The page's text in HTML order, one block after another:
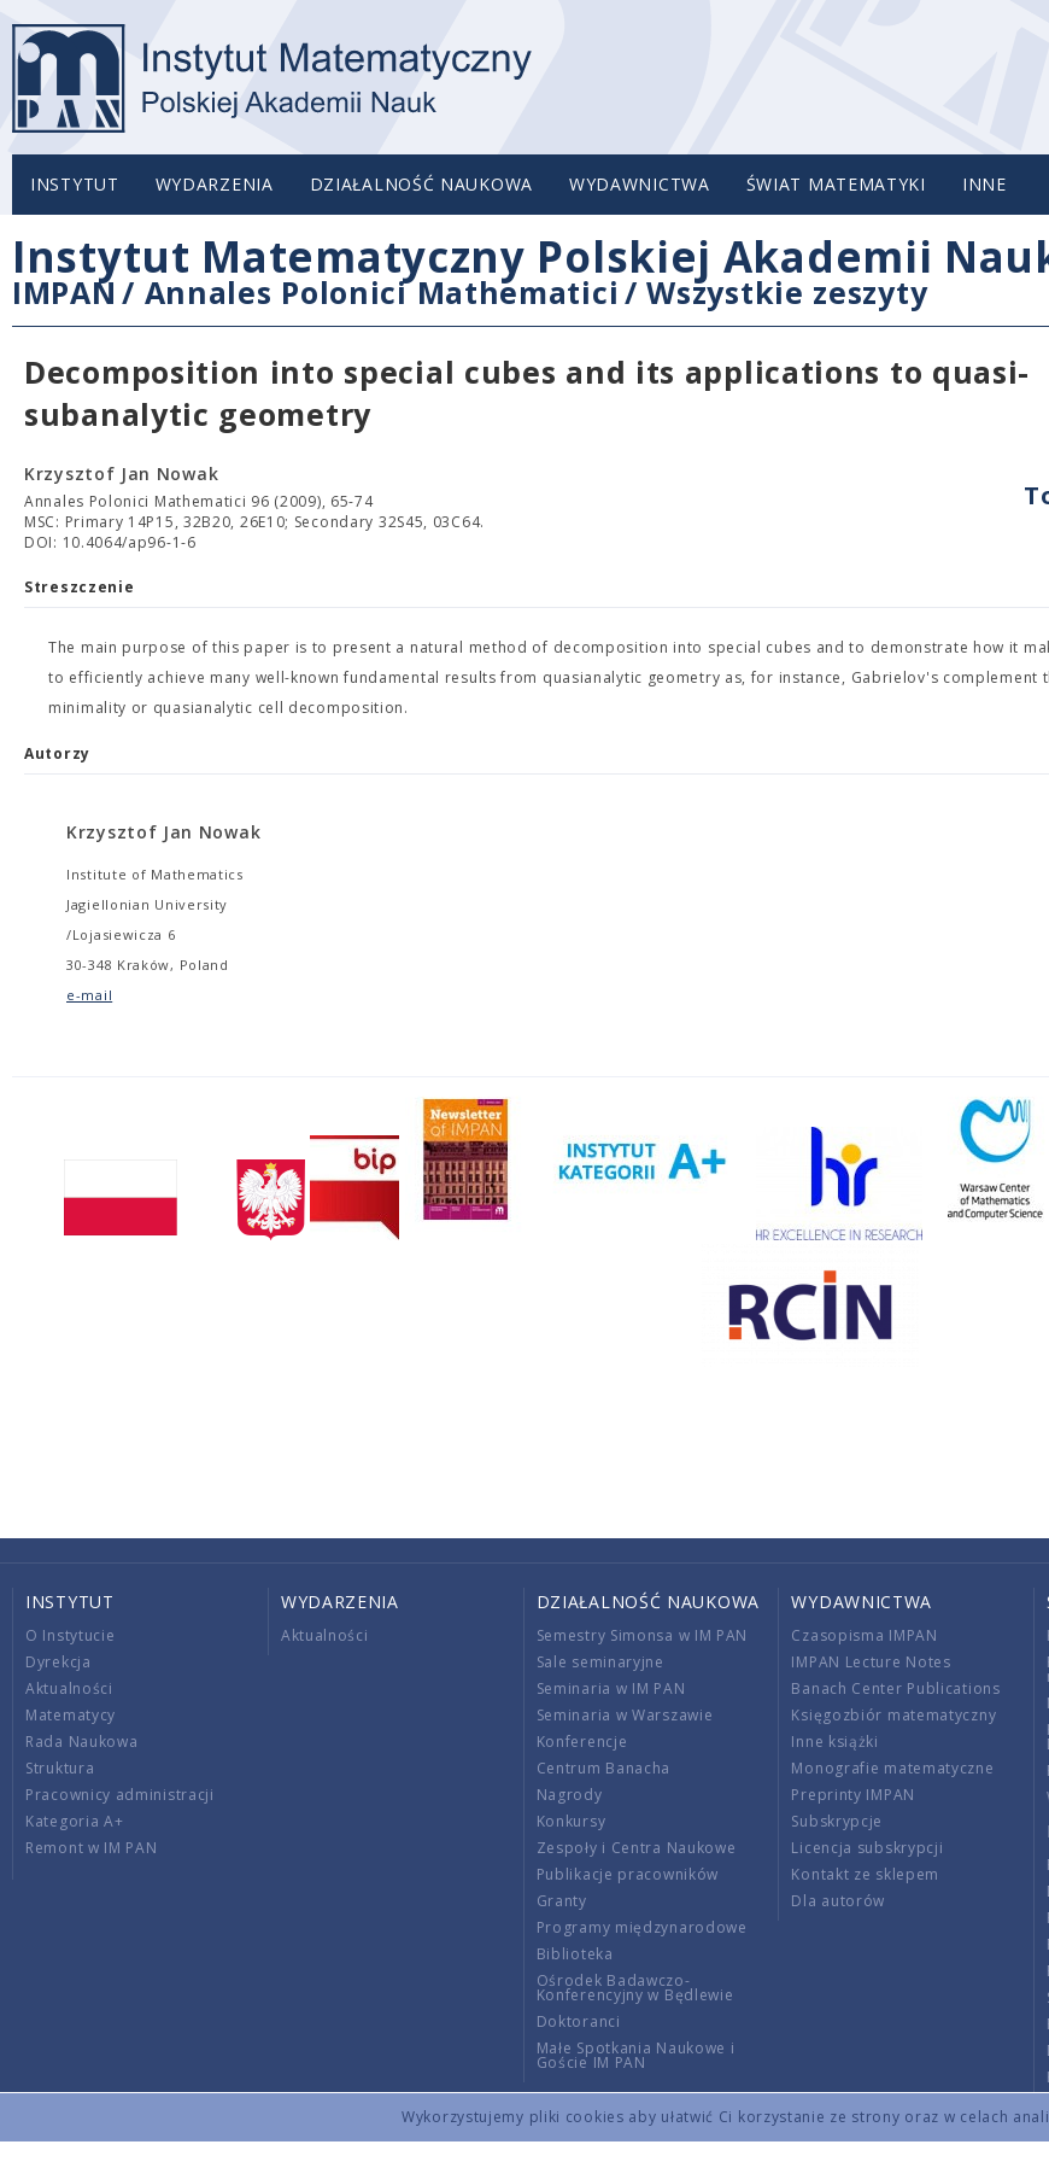
Wykorzystujemy pliki cookies aby ułatwić Ci korzystanie ze strony oraz w celach
INSTYTUT WYDARZENIA DZIAŁALNOŚĆ NAUKOWA WYDAWNICTWA ŚWIAT MATEMATYKI INNE
Instytut Matematyczny Polskiej Akademii
IMPAN / Annales Polonici Mathematici /Wszystkie zeszyty
Decomposition into special cubes and its applications to quasi-
subanalytic geometry
Krzysztof Jan Nowak
Annales Polonici Mathematici 96 (2009), 65-74
MSC: Primary 14P15, 32B20, 26E10; Secondary 32S45, 03C64.
DOI: 10.4064/ap96-1-6
Streszczenie
The main purpose of this paper is to present a natural method of decomposition into special cubes and to demonstrate how it
to efficiently achieve many well-known fundamental results from quasianalytic geometry as, for instance, Gabrielov's complement
minimality or quasianalytic cell decomposition.
Autorzy
Krzysztof Jan Nowak
Institute of Mathematics
Jagiellonian University
/Lojasiewicza 6
30-348 Kraków, Poland
e-mail
INSTYTUT
O Instytucie
Dyrekcja
Aktualności
Matematycy
Rada Naukowa
Struktura
Pracownicy administracji
Kategoria A+
Remont w IM PAN
WYDARZENIA
Aktualności
DZIAŁALNOŚĆ NAUKOWA
Semestry Simonsa w IM PAN
Sale seminaryjne
Seminaria w IM PAN
Seminaria w Warszawie
Konferencje
Centrum Banacha
Nagrody
Konkursy
Zespoły i Centra Naukowe
Publikacje pracowników
Granty
Programy międzynarodowe
Biblioteka
Ośrodek Badawczo-
Konferencyjny w Będlewie
Doktoranci
Małe Spotkania Naukowe i
Goście IM PAN
WYDAWNICTWA
Czasopisma IMPAN
IMPAN Lecture Notes
Banach Center Publications
Księgozbiór matematyczny
Inne książki
Monografie matematyczne
Preprinty IMPAN
Subskrypcje
Licencja subskrypcji
Kontakt ze sklepem
Dla autorów